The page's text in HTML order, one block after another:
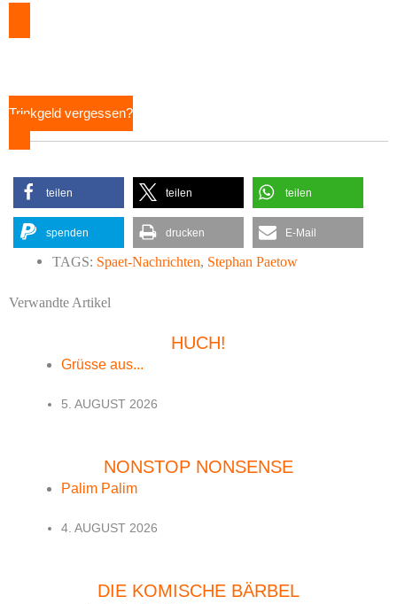
Trinkgeld vergessen?
teilen teilen teilen
spenden drucken E-Mail
TAGS: Spaet-Nachrichten, Stephan Paetow
Verwandte Artikel
HUCH!
Grüsse aus...
5. AUGUST 2026
NONSTOP NONSENSE
Palim Palim
4. AUGUST 2026
DIE KOMISCHE BÄRBEL